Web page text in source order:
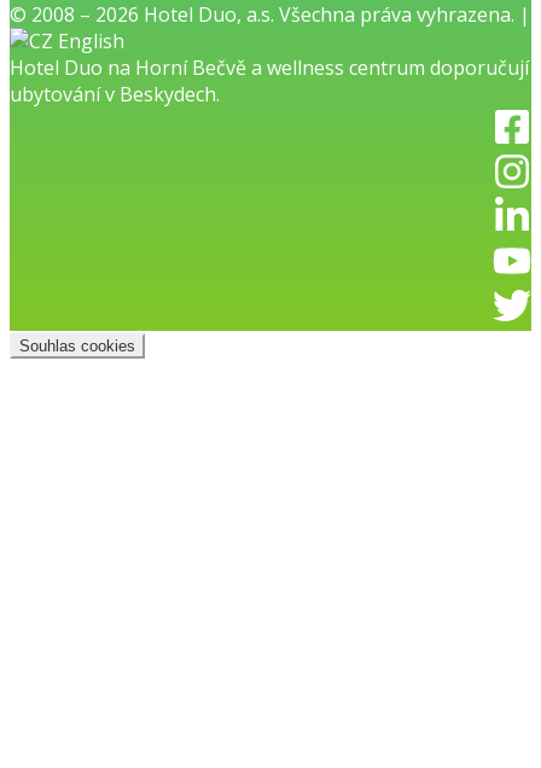
© 2008 – 2026 Hotel Duo, a.s. Všechna práva vyhrazena. |
English
Hotel Duo na Horní Bečvěa wellness centrum doporučují
ubytování v Beskydech.
Souhlas cookies